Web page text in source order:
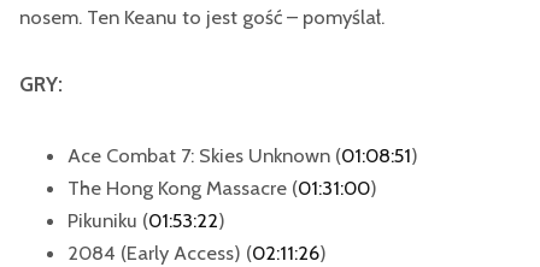
nosem. Ten Keanu to jest gość – pomyślał.
GRY:
Ace Combat 7: Skies Unknown (01:08:51)
The Hong Kong Massacre (01:31:00)
Pikuniku (01:53:22)
2084 (Early Access) (02:11:26)